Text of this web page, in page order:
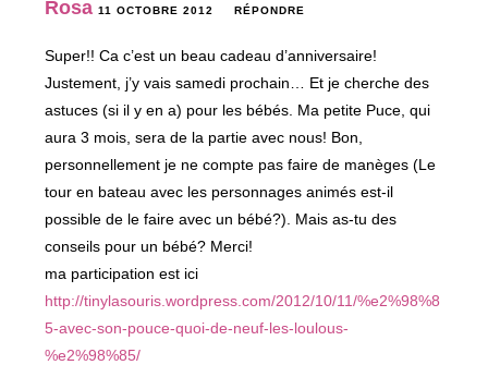
Rosa 11 OCTOBRE 2012 RÉPONDRE
Super!! Ca c’est un beau cadeau d’anniversaire!
Justement, j’y vais samedi prochain… Et je cherche des
astuces (si il y en a) pour les bébés. Ma petite Puce, qui
aura 3 mois, sera de la partie avec nous! Bon,
personnellement je ne compte pas faire de manèges (Le
tour en bateau avec les personnages animés est-il
possible de le faire avec un bébé?). Mais as-tu des
conseils pour un bébé? Merci!
ma participation est ici
http://tinylasouris.wordpress.com/2012/10/11/%e2%98%8
5-avec-son-pouce-quoi-de-neuf-les-loulous-
%e2%98%85/